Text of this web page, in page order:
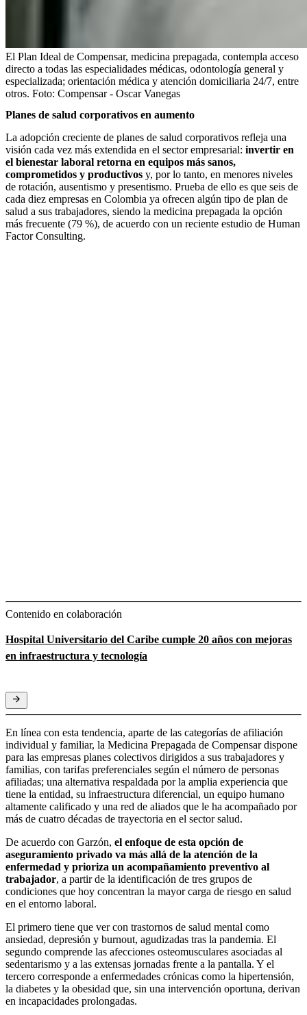
El Plan Ideal de Compensar, medicina prepagada, contempla acceso
directo a todas las especialidades médicas, odontología general y
especializada; orientación médica y atención domiciliaria 24/7, entre
otros. Foto: Compensar - Oscar Vanegas
Planes de salud corporativos en aumento
La adopción creciente de planes de salud corporativos refleja una
visión cada vez más extendida en el sector empresarial: invertir en
el bienestar laboral retorna en equipos más sanos,
comprometidos y productivos y, por lo tanto, en menores niveles
de rotación, ausentismo y presentismo. Prueba de ello es que seis de
cada diez empresas en Colombia ya ofrecen algún tipo de plan de
salud a sus trabajadores, siendo la medicina prepagada la opción
más frecuente (79 %), de acuerdo con un reciente estudio de Human
Factor Consulting.
Contenido en colaboración
Hospital Universitario del Caribe cumple 20 años con mejoras
en infraestructura y tecnología
En línea con esta tendencia, aparte de las categorías de afiliación
individual y familiar, la Medicina Prepagada de Compensar dispone
para las empresas planes colectivos dirigidos a sus trabajadores y
familias, con tarifas preferenciales según el número de personas
afiliadas; una alternativa respaldada por la amplia experiencia que
tiene la entidad, su infraestructura diferencial, un equipo humano
altamente calificado y una red de aliados que le ha acompañado por
más de cuatro décadas de trayectoria en el sector salud.
De acuerdo con Garzón, el enfoque de esta opción de
aseguramiento privado va más allá de la atención de la
enfermedad y prioriza un acompañamiento preventivo al
trabajador, a partir de la identificación de tres grupos de
condiciones que hoy concentran la mayor carga de riesgo en salud
en el entorno laboral.
El primero tiene que ver con trastornos de salud mental como
ansiedad, depresión y burnout, agudizadas tras la pandemia. El
segundo comprende las afecciones osteomusculares asociadas al
sedentarismo y a las extensas jornadas frente a la pantalla. Y el
tercero corresponde a enfermedades crónicas como la hipertensión,
la diabetes y la obesidad que, sin una intervención oportuna, derivan
en incapacidades prolongadas.